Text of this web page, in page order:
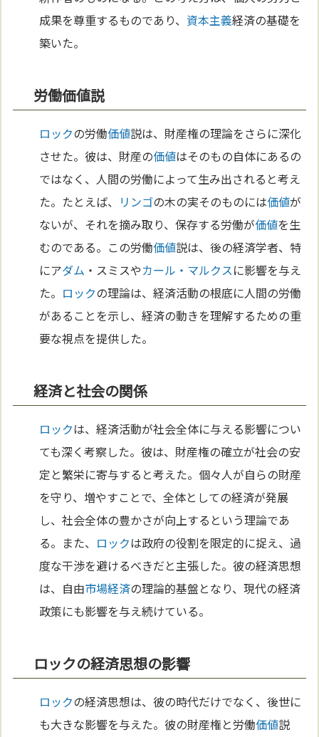
成果を尊重するものであり、 資本主義経済の基礎を
築いた。
労働価値説
ロックの労働価値説は、財産権の理論をさらに深化
させた。彼は、財産の価値はそのもの自体にあるの
ではなく、人間の労働によって生み出されると考え
た。たとえば、 リンゴの木の実そのものには価値が
ないが、それを摘み取り、保存する労働が価値を生
むのである。この労働価値説は、後の経済学者、特
にアダム ・スミスやカール・マルクスに影響を与え
た。 ロックの理論は、経済活動の根底に人間の労働
があることを示し、経済の動きを理解するための重
要な視点を提供した。
経済と社会の関係
ロックは、経済活動が社会全体に与える影響につい
ても深く考察した。彼は、財産権の確立が社会の安
定と繁栄に寄与すると考えた。個々人が自らの財産
を守り、増やすことで、全体としての経済が発展
し、社会全体の豊かさが向上するという理論であ
る。また、 ロックは政府の役割を限定的に捉え、過
度な干渉を避けるべきだと主張した。彼の経済思想
は、自由市場経済の理論的基盤となり、現代の経済
政策にも影響を与え続けている。
ロックの経済思想の影響
ロックの経済思想は、彼の時代だけでなく、後世に
も大きな影響を与えた。彼の財産権と労働価値説